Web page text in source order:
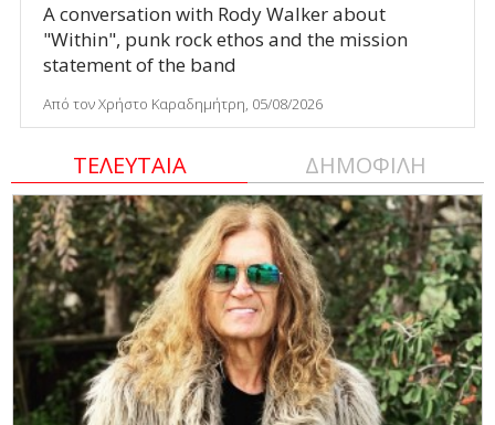
A conversation with Rody Walker about
"Within", punk rock ethos and the mission
statement of the band
Από τον Χρήστο Καραδημήτρη, 05/08/2026
ΤΕΛΕΥΤΑΙΑ ΔΗΜΟΦΙΛΗ